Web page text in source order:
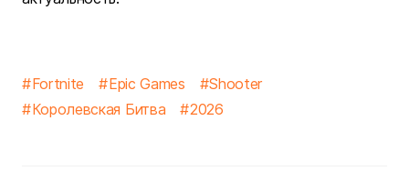
Fortnite Epic Games
Shooter
Королевская Битва
2026